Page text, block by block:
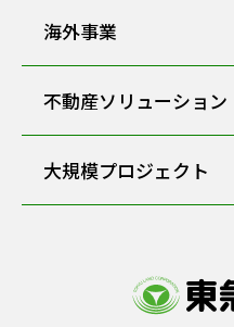
海外事業
不動産ソリューション
大規模プロジェクト